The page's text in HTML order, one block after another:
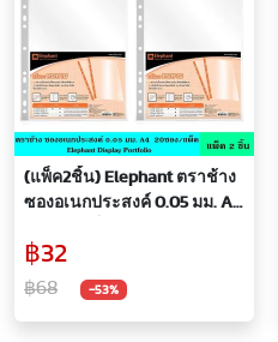
(แพ็ค2ชิ้น) Elephant ตราช้าง
ซองอเนกประสงค์ 0.05 มม. A4
อเนกประสงค์ หนา 0.05 มม. มี
11 รู ทนทาน กันน้ำได้
฿32
฿68 -53%